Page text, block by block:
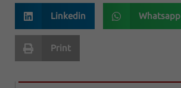
Linkedin Whatsapp
Print